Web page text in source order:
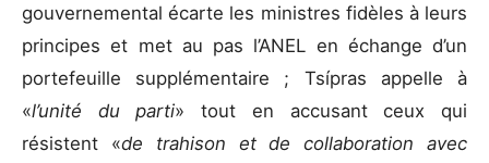
gouvernemental écarte les ministres fidèles à leurs
principes et met au pas l’ANEL en échange d’un
portefeuille supplémentaire ; Tsípras appelle à
«l’unité du parti» tout en accusant ceux qui
résistent «de trahison et de collaboration avec